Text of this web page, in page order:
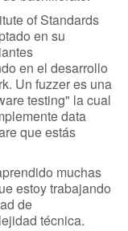
of Standards
en su
en el desarrollo
Un fuzzer es una
testing" la cual
data
que estás
muchas
estoy trabajando
de
técnica.